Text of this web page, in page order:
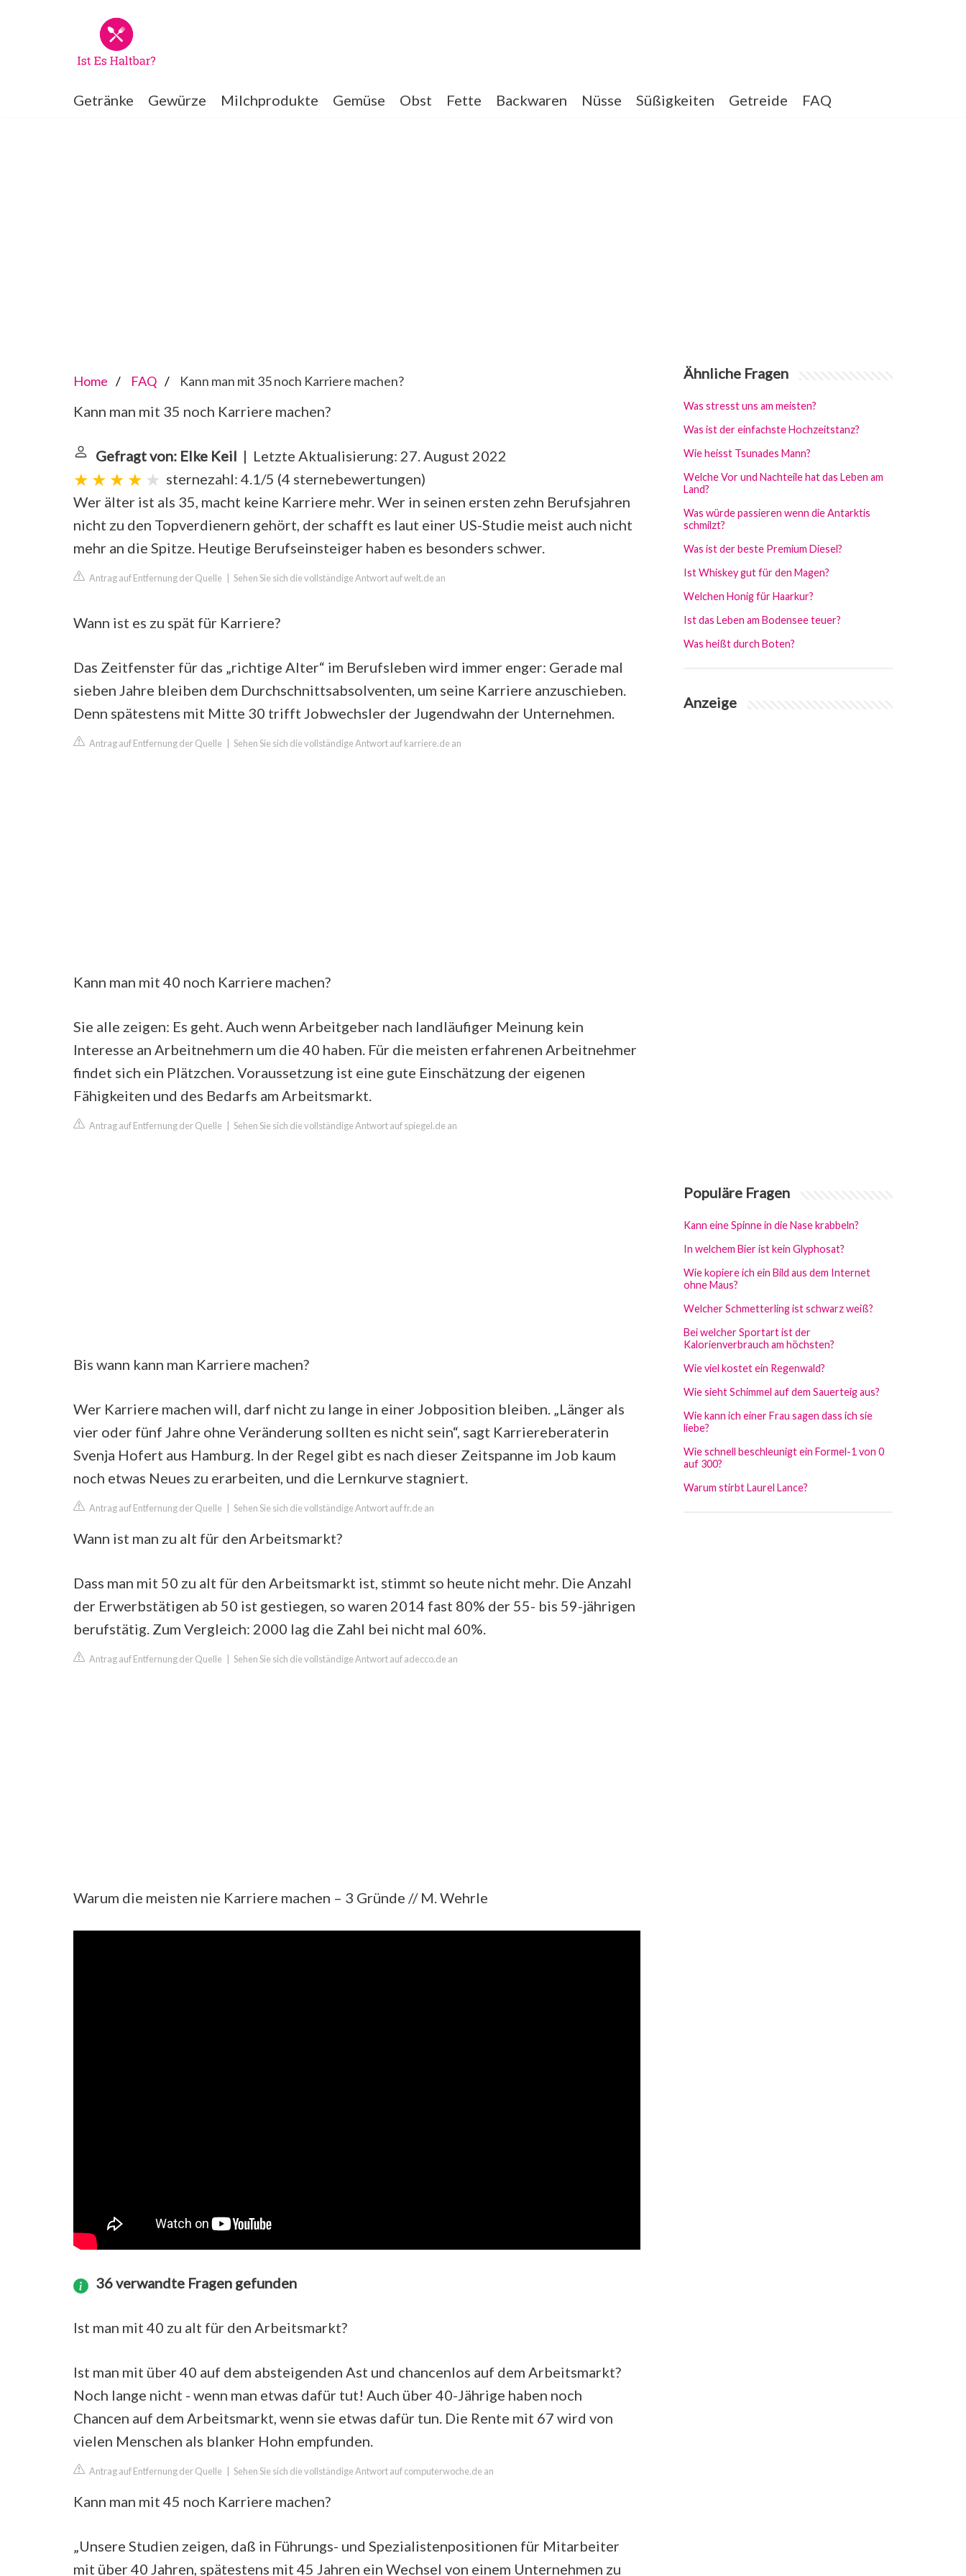
Getränke Gewürze Milchprodukte Gemüse Obst Fette Backwaren Nüsse Süßigkeiten Getreide FAQ
Home FAQ Kann man mit 35 noch Karriere machen?
Kann man mit 35 noch Karriere machen?
Gefragt von: Elke Keil | Letzte Aktualisierung: 27. August 2022
sternezahl: 4.1/5 (4 sternebewertungen)
Wer älter ist als 35, macht keine Karriere mehr. Wer in seinen ersten zehn Berufsjahren
nicht zu den Topverdienern gehört, der schafft es laut einer US-Studie meist auch nicht
mehr an die Spitze. Heutige Berufseinsteiger haben es besonders schwer.
Antrag auf Entfernung der Quelle Sehen Sie sich die vollständige Antwort auf welt.de an
Wann ist es zu spät für Karriere?
Das Zeitfenster für das „richtige Alter“ im Berufsleben wird immer enger: Gerade mal
sieben Jahre bleiben dem Durchschnittsabsolventen, um seine Karriere anzuschieben.
Denn spätestens mit Mitte 30 trifft Jobwechsler der Jugendwahn der Unternehmen.
Antrag auf Entfernung der Quelle Sehen Sie sich die vollständige Antwort auf karriere.de an
Kann man mit 40 noch Karriere machen?
Sie alle zeigen: Es geht. Auch wenn Arbeitgeber nach landläufiger Meinung kein
Interesse an Arbeitnehmern um die 40 haben. Für die meisten erfahrenen Arbeitnehmer
findet sich ein Plätzchen. Voraussetzung ist eine gute Einschätzung der eigenen
Fähigkeiten und des Bedarfs am Arbeitsmarkt.
Antrag auf Entfernung der Quelle Sehen Sie sich die vollständige Antwort auf spiegel.de an
Bis wann kann man Karriere machen?
Wer Karriere machen will, darf nicht zu lange in einer Jobposition bleiben. „Länger als
vier oder fünf Jahre ohne Veränderung sollten es nicht sein“, sagt Karriereberaterin
Svenja Hofert aus Hamburg. In der Regel gibt es nach dieser Zeitspanne im Job kaum
noch etwas Neues zu erarbeiten, und die Lernkurve stagniert.
Antrag auf Entfernung der Quelle Sehen Sie sich die vollständige Antwort auf fr.de an
Wann ist man zu alt für den Arbeitsmarkt?
Dass man mit 50 zu alt für den Arbeitsmarkt ist, stimmt so heute nicht mehr. Die Anzahl
der Erwerbstätigen ab 50 ist gestiegen, so waren 2014 fast 80% der 55- bis 59-jährigen
berufstätig. Zum Vergleich: 2000 lag die Zahl bei nicht mal 60%.
Antrag auf Entfernung der Quelle Sehen Sie sich die vollständige Antwort auf adecco.de an
Warum die meisten nie Karriere machen – 3 Gründe // M. Wehrle
36 verwandte Fragen gefunden
Ist man mit 40 zu alt für den Arbeitsmarkt?
Ist man mit über 40 auf dem absteigenden Ast und chancenlos auf dem Arbeitsmarkt?
Noch lange nicht - wenn man etwas dafür tut! Auch über 40-Jährige haben noch
Chancen auf dem Arbeitsmarkt, wenn sie etwas dafür tun. Die Rente mit 67 wird von
vielen Menschen als blanker Hohn empfunden.
Antrag auf Entfernung der Quelle Sehen Sie sich die vollständige Antwort auf computerwoche.de an
Kann man mit 45 noch Karriere machen?
„Unsere Studien zeigen, daß in Führungs- und Spezialistenpositionen für Mitarbeiter
mit über 40 Jahren, spätestens mit 45 Jahren ein Wechsel von einem Unternehmen zu
Ähnliche Fragen
Was stresst uns am meisten?
Was ist der einfachste Hochzeitstanz?
Wie heisst Tsunades Mann?
Welche Vor und Nachteile hat das Leben am
Land?
Was würde passieren wenn die Antarktis
schmilzt?
Was ist der beste Premium Diesel?
Ist Whiskey gut für den Magen?
Welchen Honig für Haarkur?
Ist das Leben am Bodensee teuer?
Was heißt durch Boten?
Anzeige
Populäre Fragen
Kann eine Spinne in die Nase krabbeln?
In welchem Bier ist kein Glyphosat?
Wie kopiere ich ein Bild aus dem Internet
ohne Maus?
Welcher Schmetterling ist schwarz weiß?
Bei welcher Sportart ist der
Kalorienverbrauch am höchsten?
Wie viel kostet ein Regenwald?
Wie sieht Schimmel auf dem Sauerteig aus?
Wie kann ich einer Frau sagen dass ich sie
liebe?
Wie schnell beschleunigt ein Formel-1 von 0
auf 300?
Warum stirbt Laurel Lance?